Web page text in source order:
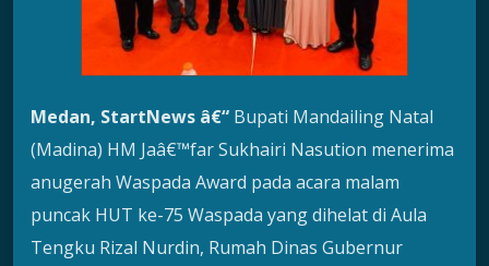
Medan, StartNews â€“ Bupati Mandailing Natal
(Madina) HM Jaâ€™far Sukhairi Nasution menerima
anugerah Waspada Award pada acara malam
puncak HUT ke-75 Waspada yang dihelat di Aula
Tengku Rizal Nurdin, Rumah Dinas Gubernur